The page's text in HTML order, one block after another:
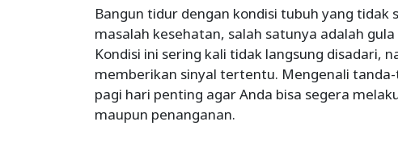
Bangun tidur dengan kondisi tubuh yang tidak
masalah kesehatan, salah satunya adalah
Kondisi ini sering kali tidak langsung disadari,
memberikan sinyal tertentu. Mengenali
pagi hari penting agar Anda bisa segera
maupun penanganan.